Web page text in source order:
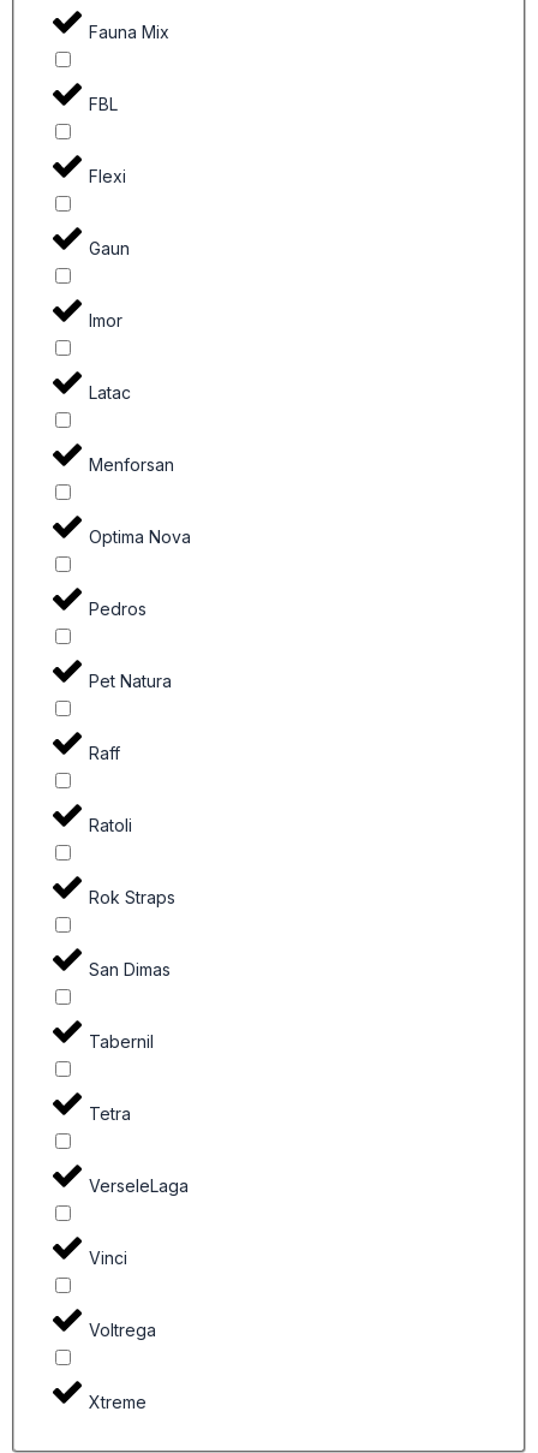
Fauna Mix
FBL
Flexi
Gaun
Imor
Latac
Menforsan
Optima Nova
Pedros
Pet Natura
Raff
Ratoli
Rok Straps
San Dimas
Tabernil
Tetra
VerseleLaga
Vinci
Voltrega
Xtreme